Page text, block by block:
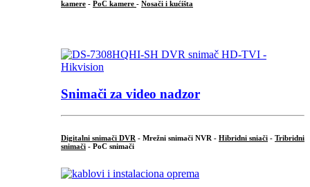
kamere - PoC kamere - Nosači i kućišta
Snimači za video nadzor
Digitalni snimači DVR - Mrežni snimači NVR - Hibridni sniači - Tribridni
snimači - PoC snimači